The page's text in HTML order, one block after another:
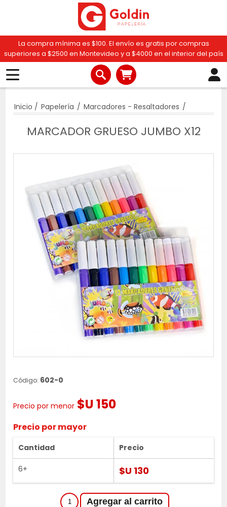
La compra mínima es $100. El envío es gratis por compras
superiores a $2500 en Montevideo y a $4000 en el interior del país
Inicio / Papelería / Marcadores - Resaltadores /
MARCADOR GRUESO JUMBO X12
Código: 602-0
Precio por menor $U 150
Precio por mayor
Cantidad
6+
Precio
$U 130